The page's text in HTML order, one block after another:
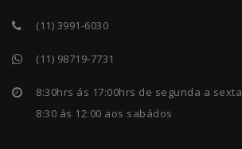
(11) 3991-6030
(11) 98719-7731
8:30hrs ás 17:00hrs de segunda a sexta
8:30 ás 12:00 aos sabádos